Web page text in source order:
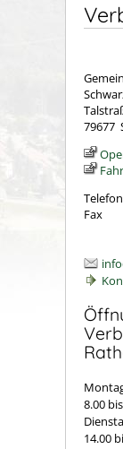
79677
Telefon
Fax
8.00
14.00